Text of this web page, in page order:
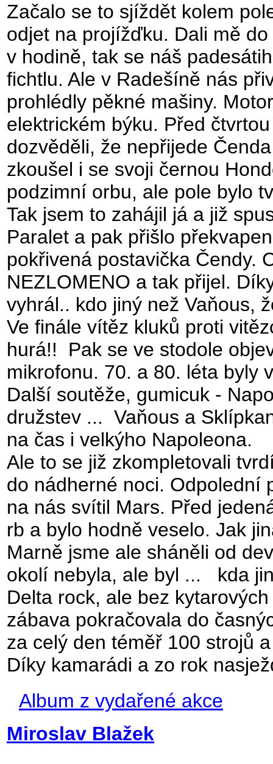
Začalo se to sjíždět kolem
odjet na projížďku. Dali mě
v hodině, tak se náš
fichtlu. Ale v Radešíně nás
prohlédly pěkné mašiny.
elektrickém býku. Před
dozvěděli, že nepřijede
zkoušel i se svoji černou
podzimní orbu, ale pole bylo
Tak jsem to zahájil já a již
Paralet a pak přišlo
pokřivená postavička Čendy.
NEZLOMENO a tak přijel.
vyhrál.. kdo jiný než Vaňous,
Ve finále vítěz kluků proti
hurá!! Pak se ve stodole
mikrofonu. 70. a 80. léta byly
Další soutěže, gumicuk -
družstev ... Vaňous a
na čas i velkýho Napoleona.
Ale to se již zkompletovali
do nádherné noci. Odpolední
na nás svítil Mars. Před
rb a bylo hodně veselo. Jak
Marně jsme ale sháněli od
okolí nebyla, ale byl ... kda
Delta rock, ale bez
zábava pokračovala do
za celý den téměř 100 strojů
Díky kamarádi a zo rok
Album z vydařené akce
Miroslav Blažek